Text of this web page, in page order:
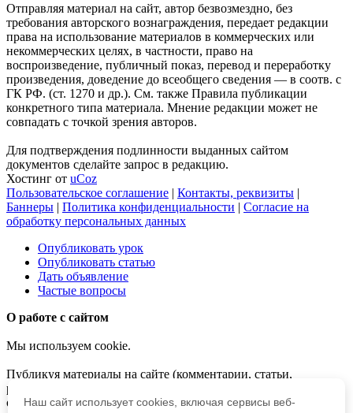
Отправляя материал на сайт, автор безвозмездно, без
требования авторского вознаграждения, передает редакции
права на использование материалов в коммерческих или
некоммерческих целях, в частности, право на
воспроизведение, публичный показ, перевод и переработку
произведения, доведение до всеобщего сведения — в соотв. с
ГК РФ. (ст. 1270 и др.). См. также Правила публикации
конкретного типа материала. Мнение редакции может не
совпадать с точкой зрения авторов.
Для подтверждения подлинности выданных сайтом
документов сделайте запрос в редакцию.
Хостинг от uCoz
Пользовательское соглашение | Контакты, реквизиты |
Баннеры | Политика конфиденциальности | Согласие на
обработку персональных данных
Опубликовать урок
Опубликовать статью
Дать объявление
Частые вопросы
О работе с сайтом
Мы используем cookie.
Публикуя материалы на сайте (комментарии, статьи,
разработки и др.), пользователи берут на себя всю
ответственность за содержание материалов и разрешение
Наш сайт использует cookies, включая сервисы веб-